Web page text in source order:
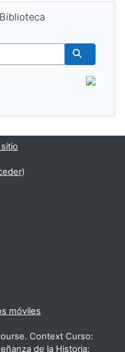
Buscar
)
móviles
Context Curso:
de la Historia: